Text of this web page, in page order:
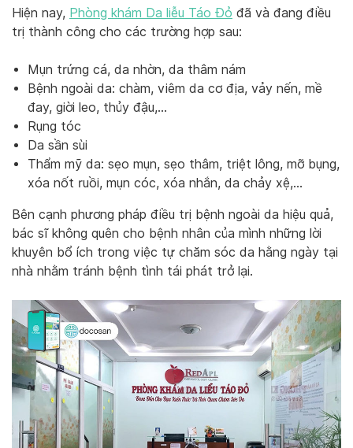
Hiện nay, Phòng khám Da liễu Táo Đỏ đã và đang điều
trị thành công cho các trường hợp sau:
Mụn trứng cá, da nhờn, da thâm nám
Bệnh ngoài da: chàm, viêm da cơ địa, vảy nến, mề
đay, giời leo, thủy đậu,…
Rụng tóc
Da sần sùi
Thẩm mỹ da: sẹo mụn, sẹo thâm, triệt lông, mỡ bụng,
xóa nốt ruồi, mụn cóc, xóa nhắn, da chảy xệ,…
Bên cạnh phương pháp điều trị bệnh ngoài da hiệu quả,
bác sĩ không quên cho bệnh nhân của mình những lời
khuyên bổ ích trong việc tự chăm sóc da hằng ngày tại
nhà nhằm tránh bệnh tình tái phát trở lại.